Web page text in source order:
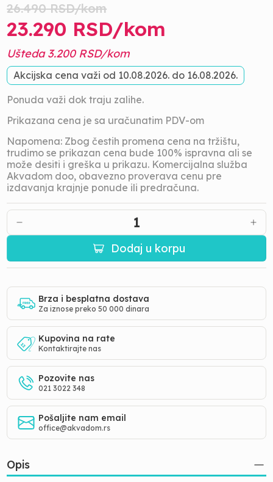
26.490RSD/kom
23.290 RSD/kom
Ušteda3.200RSD/kom
Akcijska cena važi od 10.08.2026. do 16.08.2026.
Ponuda važi dok traju zalihe.
Prikazana cena je sa uračunatim PDV-om
Napomena: Zbog čestih promena cena na tržištu,
trudimo se prikazan cena bude 100% ispravna ali se
može desiti i greška u prikazu. Komercijalna služba
Akvadom doo, obavezno proverava cenu pre
izdavanja krajnje ponude ili predračuna.
1
Dodaj u korpu
Brza i besplatna dostava
Za iznose preko 50 000 dinara
Kupovina na rate
Kontaktirajte nas
Pozovite nas
021 3022 348
Pošaljite nam email
office@akvadom.rs
Opis